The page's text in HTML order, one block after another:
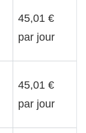
45,01 €
par jour
45,01 €
par jour